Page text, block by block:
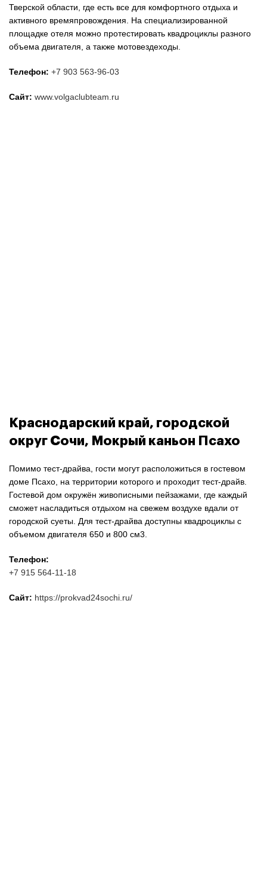
Тверской области, где есть все для комфортного отдыха и
активного времяпровождения. На специализированной
площадке отеля можно протестировать квадроциклы разного
объема двигателя, а также мотовездеходы.
Телефон: +7 903 563-96-03
Сайт: www.volgaclubteam.ru
Краснодарский край, городской
округ Сочи, Мокрый каньон Псахо
Помимо тест-драйва, гости могут расположиться в гостевом
доме Псахо, на территории которого и проходит тест-драйв.
Гостевой дом окружён живописными пейзажами, где каждый
сможет насладиться отдыхом на свежем воздухе вдали от
городской суеты. Для тест-драйва доступны квадроциклы с
объемом двигателя 650 и 800 см3.
Телефон:
+7 915 564-11-18
Сайт: https://prokvad24sochi.ru/